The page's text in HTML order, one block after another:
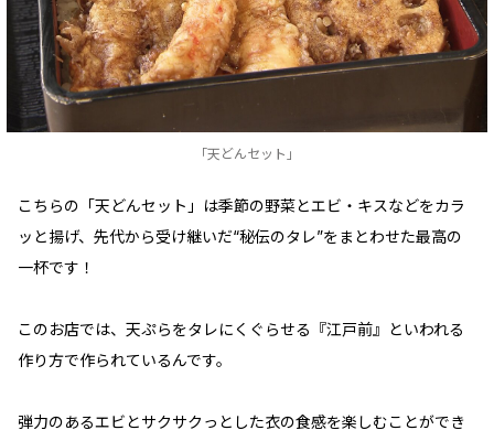
「天どんセット」
こちらの「天どんセット」は季節の野菜とエビ・キスなどをカラ
ッと揚げ、先代から受け継いだ“秘伝のタレ”をまとわせた最高の
一杯です！
このお店では、天ぷらをタレにくぐらせる『江戸前』といわれる
作り方で作られているんです。
弾力のあるエビとサクサクっとした衣の食感を楽しむことができ